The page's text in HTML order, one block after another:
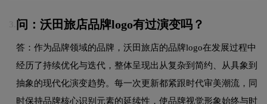
3. 问：沃田旅店品牌logo有过演变吗？
答：作为品牌领域的品牌，沃田旅店的品牌logo在发展过程中
经历了持续优化与迭代，整体呈现出从复杂到简约、从具象到
抽象的现代化演变趋势。每一次更新都紧跟时代审美潮流，同
时保持品牌核心识别元素的延续性，使品牌视觉形象始终与时